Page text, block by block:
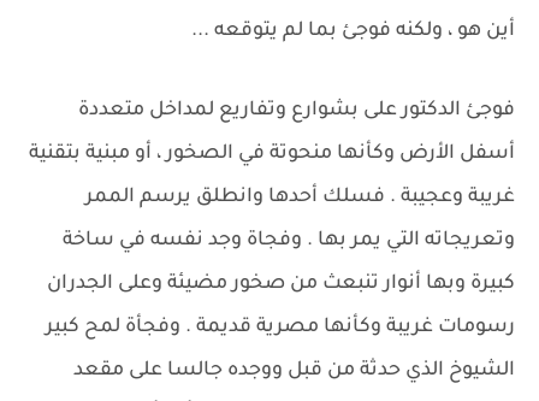
أين هو ، ولكنه فوجئ بما لم يتوقعه ...
فوجئ الدكتور على بشوارع وتفاريع لمداخل متعددة
أسفل الأرض وكأنها منحوتة في الصخور ، أو مبنية بتقنية
غريبة وعجيبة . فسلك أحدها وانطلق يرسم الممر
وتعريجاته التي يمر بها . وفجاة وجد نفسه في ساخة
كبيرة وبها أنوار تنبعث من صخور مضيئة وعلى الجدران
رسومات غريبة وكأنها مصرية قديمة . وفجأة لمح كبير
الشيوخ الذي حدثة من قبل ووجده جالسا على مقعد